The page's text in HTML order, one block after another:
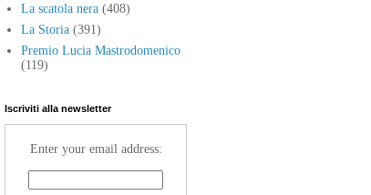
La scatola nera (408)
La Storia (391)
Premio Lucia Mastrodomenico
(119)
Iscriviti alla newsletter
Enter your email address: